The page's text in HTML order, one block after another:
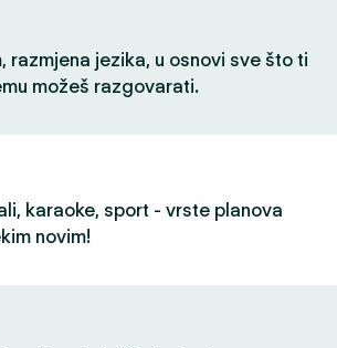
razmjena jezika, u osnovi sve što ti
možeš razgovarati.
karaoke, sport - vrste planova
novim!